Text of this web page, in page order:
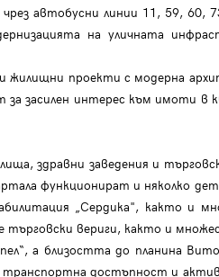
автобусни линии 11, 59, 60,
на уличната
проекти с модерна
засилен интерес към имоти в
здравни заведения и
функционират и няколко
„Сердика", както и
вериги, както и
а близостта до планина
достъпност и